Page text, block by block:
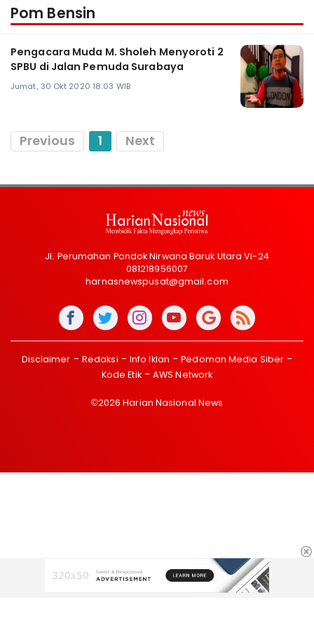
Pom Bensin
Pengacara Muda M. Sholeh Menyoroti 2
SPBU di Jalan Pemuda Surabaya
Jumat, 30 Okt 2020 18:03 WIB
Previous 1 Next
Jl. Perumahan Pondok Nirwana Baruk Utara VI-24
081218956007
harnasnewspusat@gmail.com
Disclaimer Redaksi Info Iklan
Pedoman Media Siber
Kode Etik
AWS Network
©2026 Harian Nasional News